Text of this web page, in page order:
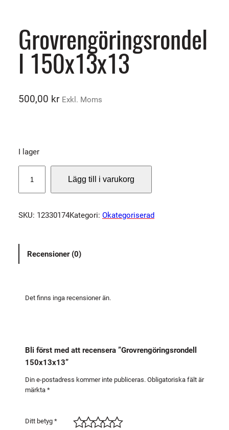
Grovrengöringsrondel
l 150x13x13
500,00 kr Exkl. Moms
I lager
o
r
n
Lägg till i varukorg
SKU: 12330174Kategori: Okategoriserad
Recensioner (0)
Det finns inga recensioner än.
Bli först med att recensera ”Grovrengöringsrondell
150x13x13”
Din e-postadress kommer inte publiceras. Obligatoriska fält är
märkta *
Ditt betyg *